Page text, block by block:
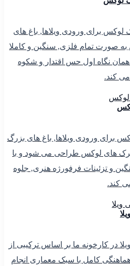
برای ورودی ویلاها, باغ های
صورت تمام فلزی, سنگین و کاملا
نگاه اول حس اقتدار و شکوه
می کند.
برای ورودی ویلاها, باغ های بزرگ
های لوکس طراحی می شود و با
و تزئینات فرفورژه هنری, جلوه
کند.
در کارخونه ما بر اساس ترکیبی از
کامل با سبک معماری انجام